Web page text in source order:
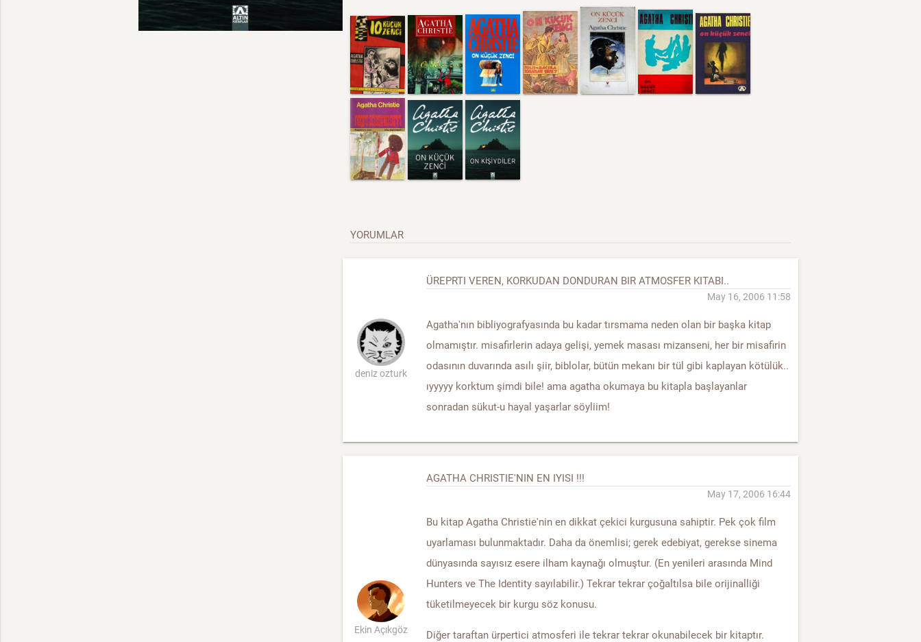
YORUMLAR
deniz ozturk
ÜREPRTI VEREN, KORKUDAN DONDURAN BIR ATMOSFER KITABI..
May 16, 2006 11:58
Agatha'nın bibliyografyasında bu kadar tırsmama neden olan bir başka kitap
olmamıştır. misafirlerin adaya gelişi, yemek masası mizanseni, her bir misafirin
odasının duvarında asılı şiir, biblolar, bütün mekanı bir tül gibi kaplayan kötülük..
ıyyyyy korktum şimdi bile! ama agatha okumaya bu kitapla başlayanlar
sonradan sükut-u hayal yaşarlar söyliim!
Ekin Açıkgöz
AGATHA CHRISTIE'NIN EN IYISI !!!
May 17, 2006 16:44
Bu kitap Agatha Christie'nin en dikkat çekici kurgusuna sahiptir. Pek çok film
uyarlaması bulunmaktadır. Daha da önemlisi; gerek edebiyat, gerekse sinema
dünyasında sayısız esere ilham kaynağı olmuştur. (En yenileri arasında Mind
Hunters ve The Identity sayılabilir.) Tekrar tekrar çoğaltılsa bile orijinalliği
tüketilmeyecek bir kurgu söz konusu.
Diğer taraftan ürpertici atmosferi ile tekrar tekrar okunabilecek bir kitaptır.